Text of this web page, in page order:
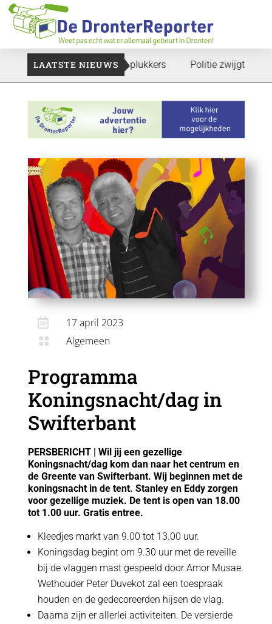
LAATSTE NIEUWS
Voedselbank zoekt plukkers Politie zwijgt nog over
 17 april 2023
 Algemeen
Programma
Koningsnacht/dag in
Swifterbant
PERSBERICHT | Wil jij een gezellige
Koningsnacht/dag kom dan naar het centrum en
de Greente van Swifterbant. Wij beginnen met de
koningsnacht in de tent. Stanley en Eddy zorgen
voor gezellige muziek. De tent is open van 18.00
tot 1.00 uur. Gratis entree.
Kleedjes markt van 9.00 tot 13.00 uur.
Koningsdag begint om 9.30 uur met de reveille
bij de vlaggen mast gespeeld door Amor Musae.
Wethouder Peter Duvekot zal een toespraak
houden en de gedecoreerden hijsen de vlag.
Daarna zijn er allerlei activiteiten. De versierde